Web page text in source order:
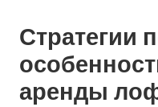
Стратегии
аренды